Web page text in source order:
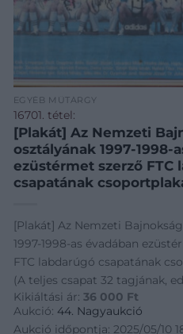
EGYÉB MŰTÁRGY
16701. tétel:
[Plakát] Az Nemzeti
osztályának 1997-1998-
ezüstérmet szerző FTC
csapatának
orvosainak aláírásával.)
1998. Színes plakát,
385×595 mm. Minden
legsikeresebb magyar
csapata, a Ferencvárosi
a harmincötszörös
[Plakát] Az Nemzeti
1997-1998-as évadában
FTC labdarúgó csapatának
(A teljes csapat 32 tagjának,
segédedzőinek, orvosainak
Budapest, 1998. Színes plakát,
Kikiáltási ár: 36 000 Ft
Aukció: 44. Nagyaukció
Aukció időpontja: 2025/05/10